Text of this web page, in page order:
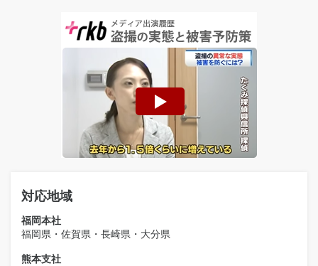
対応地域
福岡本社
福岡県・佐賀県・長崎県・大分県
熊本支社